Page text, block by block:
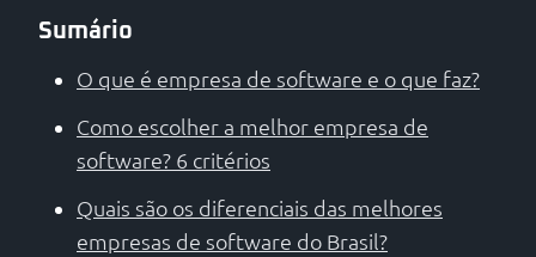
Sumário
O que é empresa de software e o que faz?
Como escolher a melhor empresa de
software? 6 critérios
Quais são os diferenciais das melhores
empresas de software do Brasil?